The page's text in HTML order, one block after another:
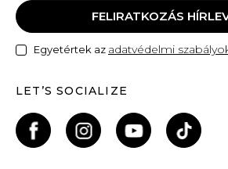
FELIRATKOZÁS
Egyetértek az adatvédelmi
LET’S SOCIALIZE